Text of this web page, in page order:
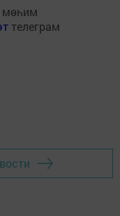
телеграм